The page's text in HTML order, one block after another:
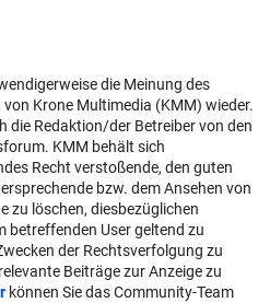
die Meinung des
Krone Multimedia (KMM) wieder.
die Redaktion/der Betreiber von den
KMM behält sich
Recht verstoßende, den guten
bzw. dem Ansehen von
zu löschen, diesbezüglichen
betreffenden User geltend zu
der Rechtsverfolgung zu
Beiträge zur Anzeige zu
können Sie das Community-Team